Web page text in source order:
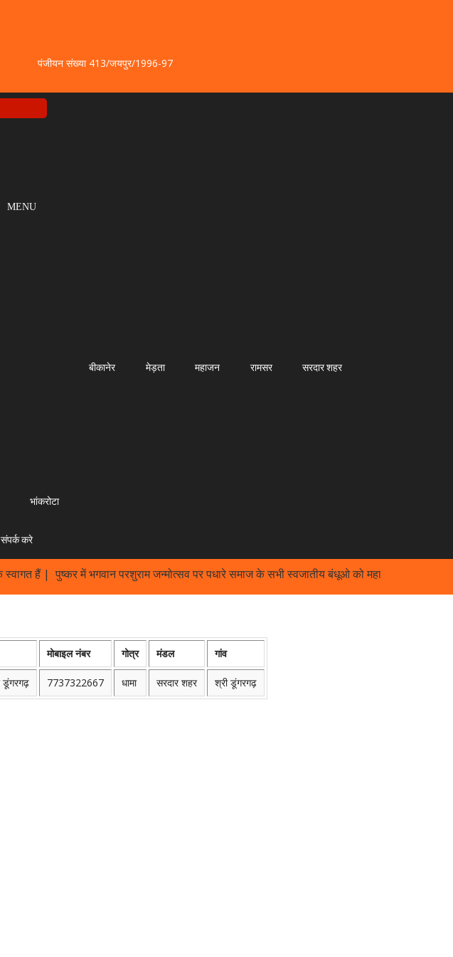
पंजीयन संख्या 413/जयपुर/1996-97
MENU
भांकरोटा
बीकानेर मेड़ता महाजन रामसर सरदार शहर
संपर्क करे
हैं | पुष्कर में भगवान परशुराम जन्मोत्सव पर पधारे समाज के सभी स्वजातीय बंधूओ को महासभा आभार
मोबाइल नंबर गोत्र मंडल गांव
डूंगरगढ़ 7737322667 धामा सरदार शहर श्री डूंगरगढ़